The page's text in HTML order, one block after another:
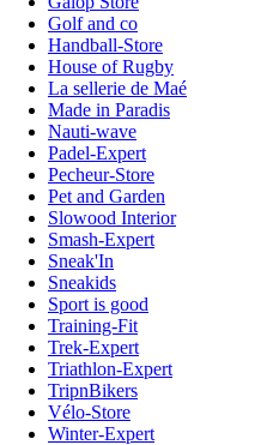
Golf and co
Handball-Store
House of Rugby
La sellerie de Maé
Made in Paradis
Nauti-wave
Padel-Expert
Pecheur-Store
Pet and Garden
Slowood Interior
Smash-Expert
Sneak'In
Sneakids
Sport is good
Training-Fit
Trek-Expert
Triathlon-Expert
TripnBikers
Vélo-Store
Winter-Expert